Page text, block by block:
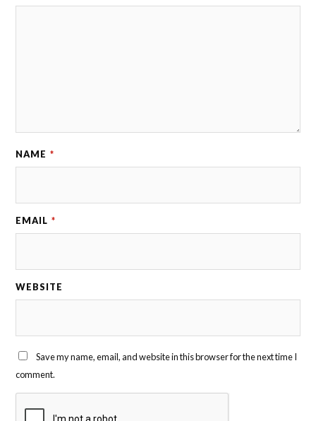
NAME *
EMAIL *
WEBSITE
Save my name, email, and website in this browser for the next time I
comment.